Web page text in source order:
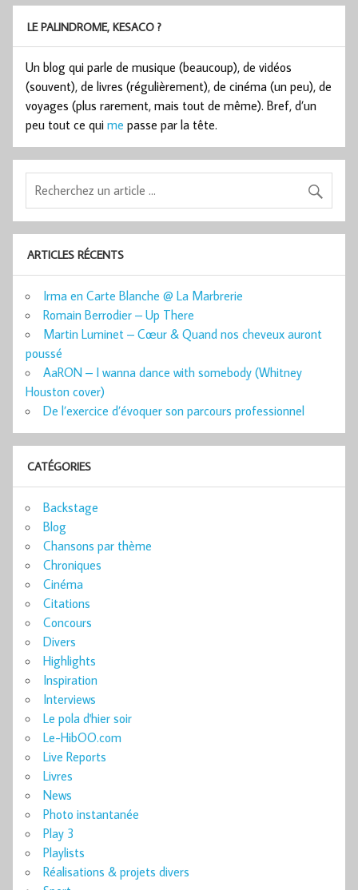
LE PALINDROME, KESACO ?
Un blog qui parle de musique (beaucoup), de vidéos
(souvent), de livres (régulièrement), de cinéma (un peu), de
voyages (plus rarement, mais tout de même). Bref, d’un
peu tout ce qui me passe par la tête.
ARTICLES RÉCENTS
Irma en Carte Blanche @ La Marbrerie
Romain Berrodier – Up There
Martin Luminet – Cœur & Quand nos cheveux auront
poussé
AaRON – I wanna dance with somebody (Whitney
Houston cover)
De l’exercice d’évoquer son parcours professionnel
CATÉGORIES
Backstage
Blog
Chansons par thème
Chroniques
Cinéma
Citations
Concours
Divers
Highlights
Inspiration
Interviews
Le pola d'hier soir
Le-HibOO.com
Live Reports
Livres
News
Photo instantanée
Play 3
Playlists
Réalisations & projets divers